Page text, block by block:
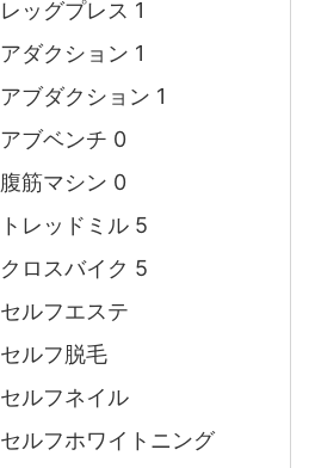
レッグプレス 1
アダクション 1
アブダクション 1
アブベンチ 0
腹筋マシン 0
トレッドミル 5
クロスバイク 5
セルフエステ
セルフ脱毛
セルフネイル
セルフホワイトニング